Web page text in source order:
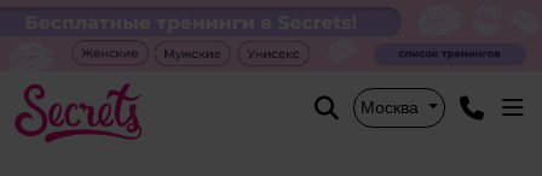
Москва